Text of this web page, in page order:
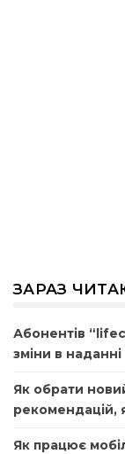
ЗАРАЗ
Абонентів
зміни в
Як обрати
рекомендацій,
Як працює